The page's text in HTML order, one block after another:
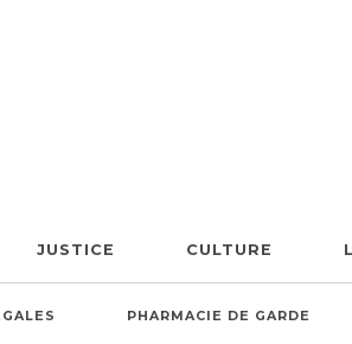
JUSTICE CULTURE
PHARMACIE DE GARDE